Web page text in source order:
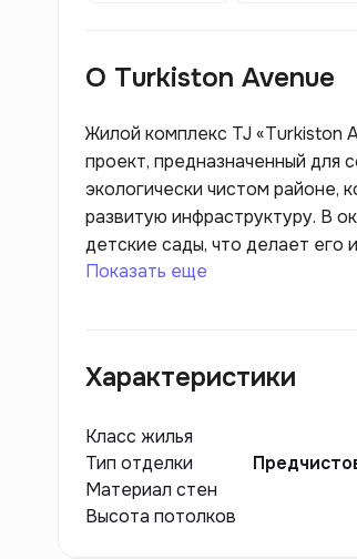
О Turkiston Avenue
Жилой комплекс TJ «Turkiston
проект, предназначенный для
экологически чистом районе,
развитую инфраструктуру. В
детские сады, что делает его
Показать еще
Характеристики
Класс жилья
Тип отделки
Материал стен
Высота потолков